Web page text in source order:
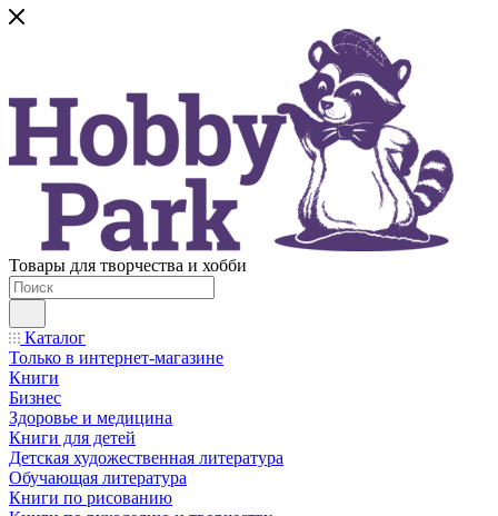
Товары для творчества и хобби
Каталог
Только в интернет-магазине
Книги
Бизнес
Здоровье и медицина
Книги для детей
Детская художественная литература
Обучающая литература
Книги по рисованию